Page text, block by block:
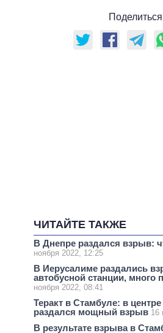
ЧИТАЙТЕ ТАКЖЕ
В Днепре раздался взрыв:
ноября 2022, 12:25
В Иерусалиме раздались
автобусной станции, много
ноября 2022, 08:41
Теракт в Стамбуле: в
раздался мощный взрыв 16
В результате взрыва в